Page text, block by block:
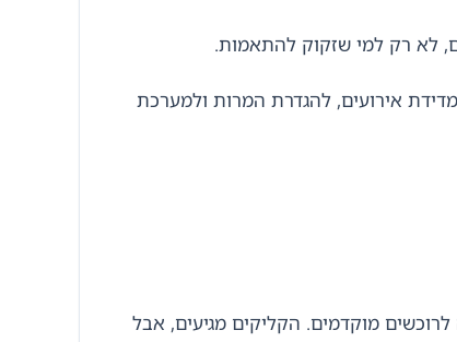
לא רק למי שזקוק להתאמות.
אירועים, להגדרת המרות ולמערכת
4 חדרים בשכונה מתפתחת, עם הטבה לרוכשים מוקדמים. הקליקים מגיעים, אבל